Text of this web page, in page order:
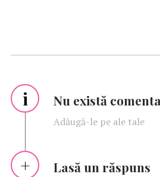
i Nu există
Adăugă-le pe ale tale
Lasă un răspuns